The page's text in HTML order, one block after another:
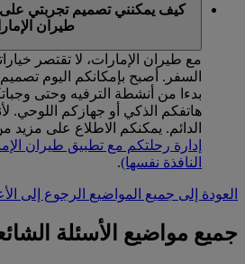
كيف يمكنني تصميم تجربتي
طيران
مع طيران الإمارات، لا تقتصر
السفر. أصبح بإمكانكم اليوم
بدءا من أنشطة الترفيه وحتى
هاتفكم الذكي أو جهازكم اللوحي.
الدائم. يمكنكم الاطلاع على
إدارة رحلتكم مع تطبيق طيران
النافذة نفسها).
العودة إلى جميع المواضيع الرجوع إلى
جميع مواضيع الأسئلة